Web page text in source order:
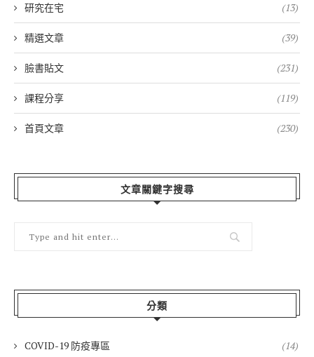
研究在宅 (13)
精選文章 (39)
臉書貼文 (231)
課程分享 (119)
首頁文章 (230)
文章關鍵字搜尋
分類
COVID-19 防疫專區 (14)